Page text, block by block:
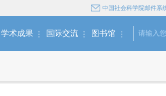
中国社会科学院邮件系
学术成果 国际交流 图书馆